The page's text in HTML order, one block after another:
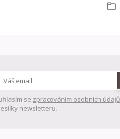
se zpracováním osobních údajů
newsletteru.